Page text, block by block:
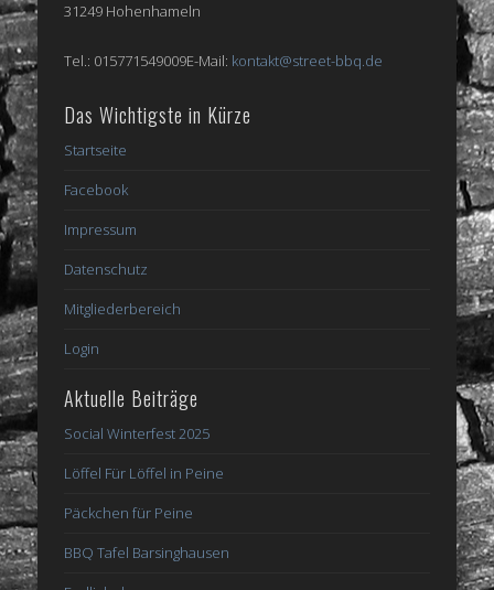
31249 Hohenhameln
Tel.: 015771549009E-Mail: kontakt@street-bbq.de
Das Wichtigste in Kürze
Startseite
Facebook
Impressum
Datenschutz
Mitgliederbereich
Login
Aktuelle Beiträge
Social Winterfest 2025
Löffel Für Löffel in Peine
Päckchen für Peine
BBQ Tafel Barsinghausen